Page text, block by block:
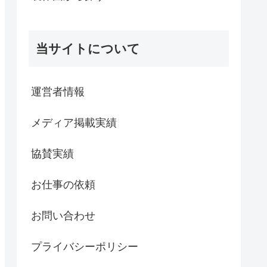
当サイトについて
運営者情報
メディア掲載実績
協賛実績
お仕事の依頼
お問い合わせ
プライバシーポリシー